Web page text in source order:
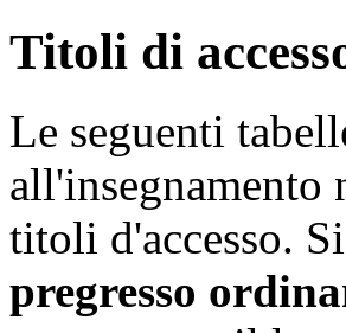
Titoli di
Le seguenti
all'insegnamento
titoli d'accesso.
pregresso